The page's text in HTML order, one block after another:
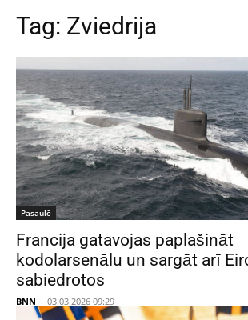
Tag: Zviedrija
Pasaulē
Francija gatavojas paplašināt
kodolarsenālu un sargāt arī
sabiedrotos
BNN - 03.03.2026 09:29